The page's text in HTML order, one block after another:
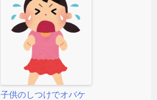
子供のしつけでオバケ